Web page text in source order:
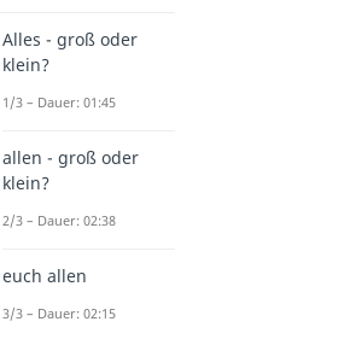
Alles - groß oder
klein?
1/3 – Dauer: 01:45
allen - groß oder
klein?
2/3 – Dauer: 02:38
euch allen
3/3 – Dauer: 02:15